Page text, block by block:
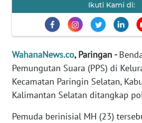
Ikuti Kami di:
WahanaNews.co, Paringan -
Pemungutan Suara (PPS) di
Kecamatan Paringin Selatan,
Kalimantan Selatan ditangkap
Pemuda berinisial MH (23)
Informasi
INDEKS